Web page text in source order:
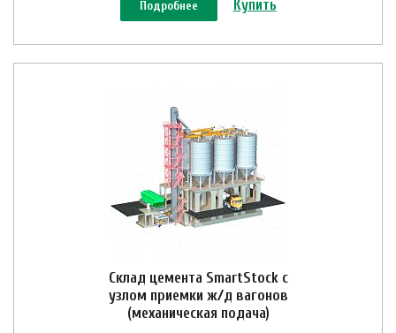
Подробнее Купить
Склад цемента SmartStock с
узлом приемки ж/д вагонов
(механическая подача)